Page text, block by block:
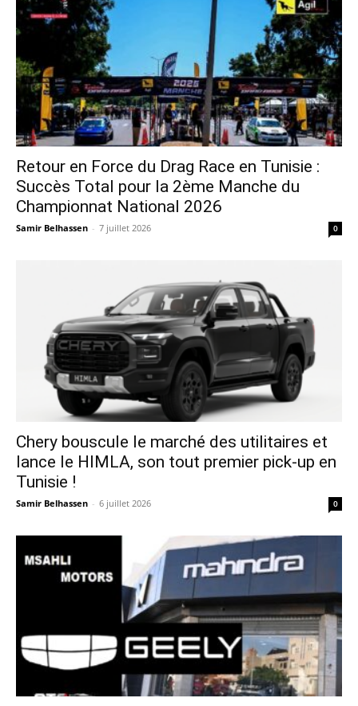
Retour en Force du Drag Race en Tunisie :
Succès Total pour la 2ème Manche du
Championnat National 2026
Samir Belhassen - 7 juillet 2026 0
Chery bouscule le marché des utilitaires et
lance le HIMLA, son tout premier pick-up en
Tunisie !
Samir Belhassen - 6 juillet 2026 0